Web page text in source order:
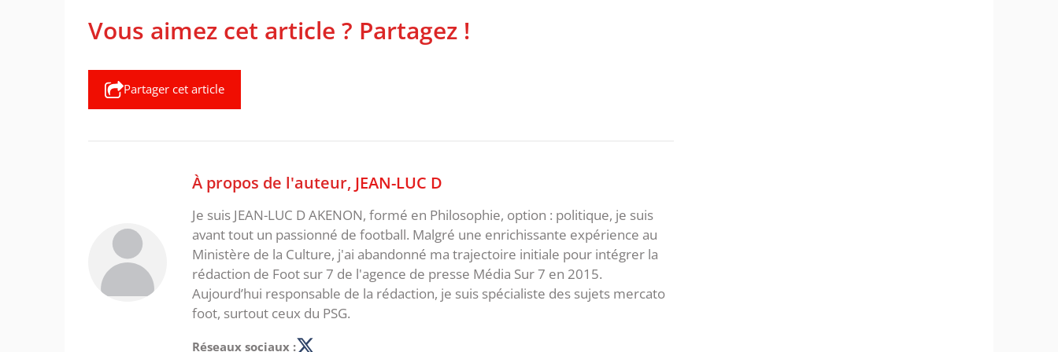
Vous aimez cet article ? Partagez !
Partager cet article
À propos de l'auteur, JEAN-LUC D
Je suis JEAN-LUC D AKENON, formé en Philosophie, option : politique, je suis
avant tout un passionné de football. Malgré une enrichissante expérience au
Ministère de la Culture, j'ai abandonné ma trajectoire initiale pour intégrer la
rédaction de Foot sur 7 de l'agence de presse Média Sur 7 en 2015.
Aujourd’hui responsable de la rédaction, je suis spécialiste des sujets mercato
foot, surtout ceux du PSG.
Réseaux sociaux :